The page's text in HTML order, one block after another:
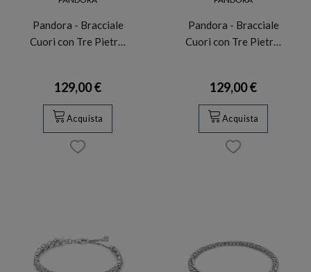
Pandora - Bracciale
Cuori con Tre Pietr…
129,00 €
Acquista
Pandora - Bracciale
Cuori con Tre Pietr…
129,00 €
Acquista